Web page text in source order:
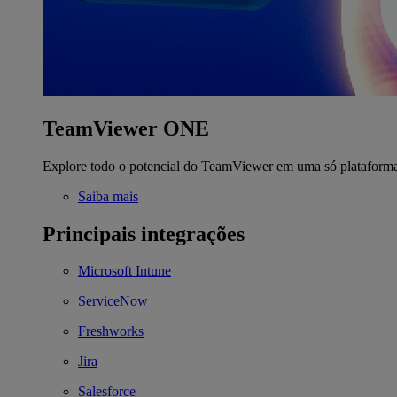
TeamViewer ONE
Explore todo o potencial do TeamViewer em uma só
Saiba mais
Principais integrações
Microsoft Intune
ServiceNow
Freshworks
Jira
Salesforce